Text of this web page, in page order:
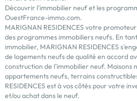
Découvrir l'immobilier neufet les
OuestFrance-immo.com.
MARIGNAN RESIDENCES votre
des programmes immobiliers neufs. En
immobilier, MARIGNAN RESIDENCES
de logements neufs de qualité en accord
construction de l'immobilier neuf. Maisons
appartements neufs, terrains
RESIDENCES est à vos côtés pour votre
et/ou achat dans le neuf.